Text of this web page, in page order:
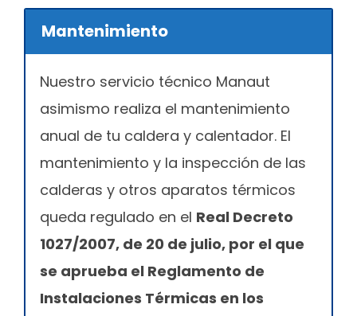
Mantenimiento
Nuestro servicio técnico Manaut
asimismo realiza el mantenimiento
anual de tu caldera y calentador. El
mantenimiento y la inspección de las
calderas y otros aparatos térmicos
queda regulado en el Real Decreto
1027/2007, de 20 de julio, por el que
se aprueba el Reglamento de
Instalaciones Térmicas en los